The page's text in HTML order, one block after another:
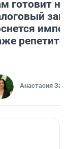
готовит
Анастасия